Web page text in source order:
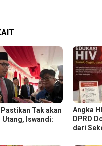
Tak akan
Iswandi:
Angka
DPRD
dari